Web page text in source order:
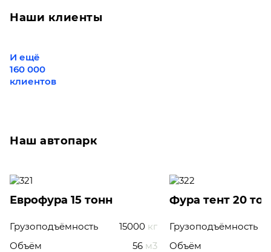
Наши клиенты
И ещё
160 000
клиентов
Наш автопарк
Еврофура 15 тонн
Грузоподъёмность 15000 кг
Объём
56 м3
Фура тент 20
Грузоподъёмность
Объём